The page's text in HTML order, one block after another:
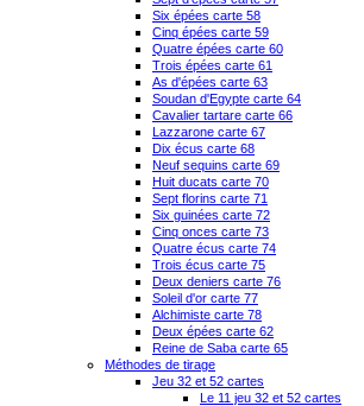
Six épées carte 58
Cinq épées carte 59
Quatre épées carte 60
Trois épées carte 61
As d'épées carte 63
Soudan d'Egypte carte 64
Cavalier tartare carte 66
Lazzarone carte 67
Dix écus carte 68
Neuf sequins carte 69
Huit ducats carte 70
Sept florins carte 71
Six guinées carte 72
Cinq onces carte 73
Quatre écus carte 74
Trois écus carte 75
Deux deniers carte 76
Soleil d'or carte 77
Alchimiste carte 78
Deux épées carte 62
Reine de Saba carte 65
Méthodes de tirage
Jeu 32 et 52 cartes
Le 11 jeu 32 et 52 cartes